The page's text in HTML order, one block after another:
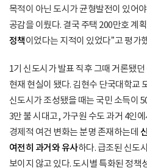
목적이 아닌 도시가 균형발전이 있어
공감을 이뤘다. 결국 주택 200만호 계
정책이었다는 지적이 있었다”고 평가
1기 신도시가 발표 직후 그때 거론됐
현재 현실이 됐다. 김현수 단국대학교
신도시가 조성됐을 때는 국민 소득이
3만 불 시대고, 가구원 수도 과거 4인
경제적 여건 변화는 분명 존재하는데
여전히 과거와 유사하다. 급조된 신도
보이지 않고 있다. 도시별 특화된 정책